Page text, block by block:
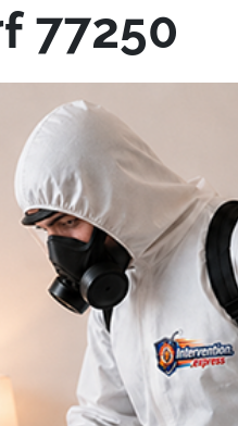
77250